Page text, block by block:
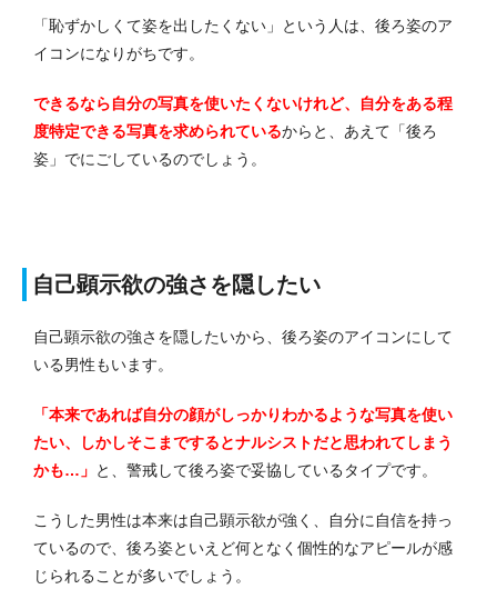
「恥ずかしくて姿を出したくない」という人は、後ろ姿のア
イコンになりがちです。
できるなら自分の写真を使いたくないけれど、自分をある程
度特定できる写真を求められているからと、あえて「後ろ
姿」でにごしているのでしょう。
自己顕示欲の強さを隠したい
自己顕示欲の強さを隠したいから、後ろ姿のアイコンにして
いる男性もいます。
「本来であれば自分の顔がしっかりわかるような写真を使い
たい、しかしそこまでするとナルシストだと思われてしまう
かも…」 と、警戒して後ろ姿で妥協しているタイプです。
こうした男性は本来は自己顕示欲が強く、自分に自信を持っ
ているので、後ろ姿といえど何となく個性的なアピールが感
じられることが多いでしょう。